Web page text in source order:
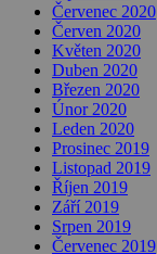
Červenec 2020
Červen 2020
Květen 2020
Duben 2020
Březen 2020
Únor 2020
Leden 2020
Prosinec 2019
Listopad 2019
Říjen 2019
Září 2019
Srpen 2019
Červenec 2019